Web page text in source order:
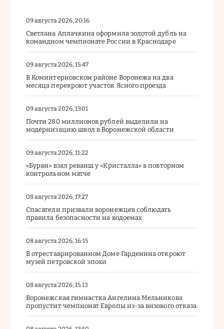
09 августа 2026, 20:16
Светлана Аплачкина оформила золотой дубль на
командном чемпионате России в Краснодаре
09 августа 2026, 15:47
В Коминтерновском районе Воронежа на два
месяца перекроют участок Ясного проезда
09 августа 2026, 13:01
Почти 280 миллионов рублей выделили на
модернизацию школ в Воронежской области
09 августа 2026, 11:22
«Буран» взял реванш у «Кристалла» в повторном
контрольном матче
08 августа 2026, 17:27
Спасатели призвали воронежцев соблюдать
правила безопасности на водоемах
08 августа 2026, 16:15
В отреставрированном Доме Гарденина откроют
музей петровской эпохи
08 августа 2026, 15:13
Воронежская гимнастка Ангелина Мельникова
пропустит чемпионат Европы из-за визового отказа